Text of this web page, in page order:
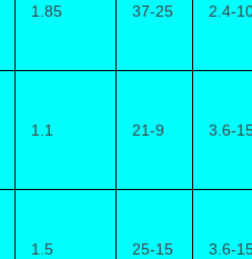
1.85 37-25 2.4-
1.1 21-9 3.6-
1.5 25-15 3.6-